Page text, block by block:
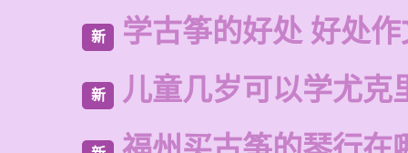
新 学古筝的好处 好处作
新 儿童几岁可以学尤克